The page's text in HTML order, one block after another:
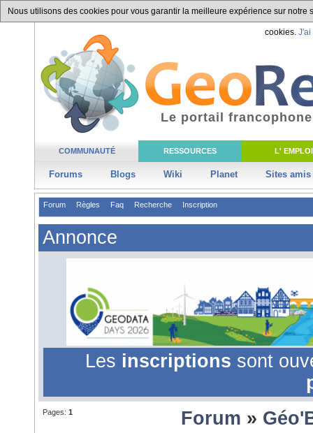
Nous utilisons des cookies pour vous garantir la meilleure expérience sur
cookies. J'ai
COMMUNAUTÉ RESSOURCES L' EMPLOI
Forums Blogs Wiki Planet Sites amis
Le portail
Forum Règles Faq Recherche Inscription
Annonce
Les inscriptions sont
Pages: 1 Forum »